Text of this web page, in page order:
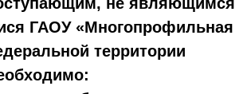
ГАОУ «Многопрофильная
территории